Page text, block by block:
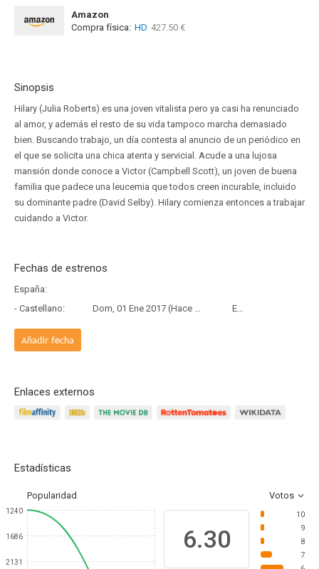
Amazon
Compra física: HD 427.50 €
Sinopsis
Hilary (Julia Roberts) es una joven vitalista pero ya casi ha renunciado
al amor, y además el resto de su vida tampoco marcha demasiado
bien. Buscando trabajo, un día contesta al anuncio de un periódico en
el que se solicita una chica atenta y servicial. Acude a una lujosa
mansión donde conoce a Victor (Campbell Scott), un joven de buena
familia que padece una leucemia que todos creen incurable, incluido
su dominante padre (David Selby). Hilary comienza entonces a trabajar
cuidando a Victor.
Fechas de estrenos
España:
- Castellano:
Dom, 01 Ene 2017 (Hace 9 años y 7 meses) Estreno
Añadir fecha
Enlaces externos
Estadísticas
Popularidad Votos
1240
1686
2131
6.30
10
9
8
7